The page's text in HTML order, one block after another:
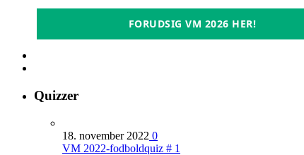
FORUDSIG VM 2026 HER!
Quizzer
18. november 2022 0
VM 2022-fodboldquiz # 1